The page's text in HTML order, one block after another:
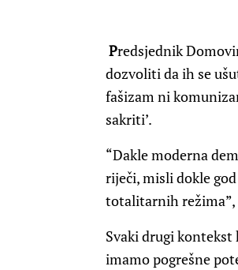
Predsjednik
dozvoliti da ih se
fašizam ni
sakriti’.
“Dakle moderna
riječi, misli dokle
totalitarnih režima”,
Svaki drugi kontekst
imamo pogrešne